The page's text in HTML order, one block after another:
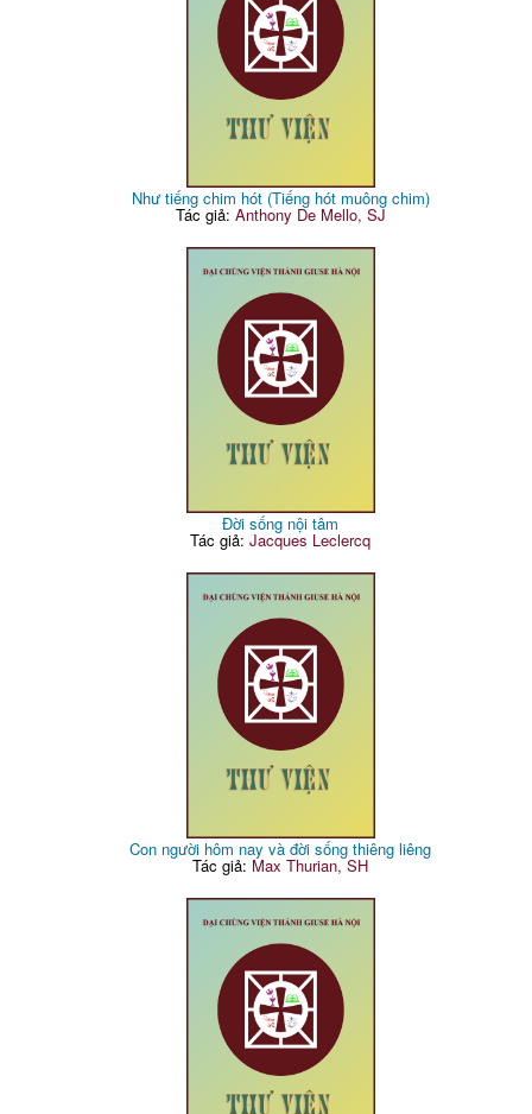
Như tiếng chim hót (Tiếng hót muông chim)
Tác giả: Anthony De Mello, SJ
Đời sống nội tâm
Tác giả:Jacques Leclercq
Con người hôm nay và đời sống thiêng liêng
Tác giả: Max Thurian, SH